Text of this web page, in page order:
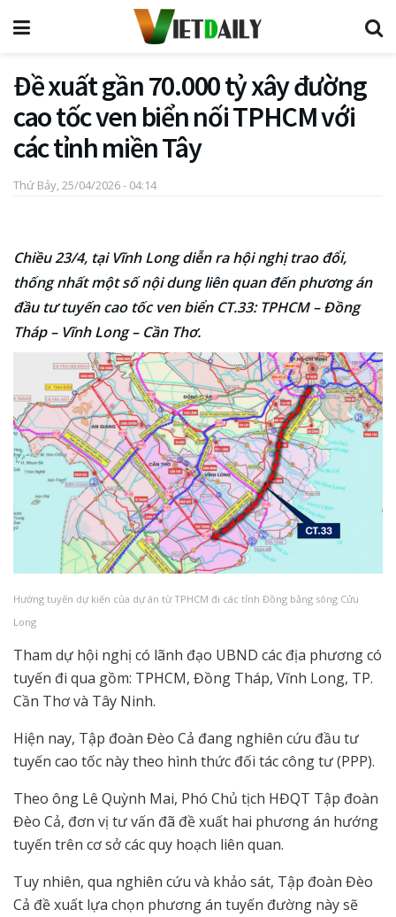
Đề xuất gần 70.000 tỷ xây đường
cao tốc ven biển nối TPHCM với
các tỉnh miền Tây
Thứ Bảy, 25/04/2026 - 04:14
Chiều 23/4, tại Vĩnh Long diễn ra hội nghị trao đổi,
thống nhất một số nội dung liên quan đến phương án
đầu tư tuyến cao tốc ven biển CT.33: TPHCM – Đồng
Tháp – Vĩnh Long – Cần Thơ.
Hướng tuyến dự kiến của dự án từ TPHCM đi các tỉnh Đồng bằng sông Cửu
Long
Tham dự hội nghị có lãnh đạo UBND các địa phương có
tuyến đi qua gồm: TPHCM, Đồng Tháp, Vĩnh Long, TP.
Cần Thơ và Tây Ninh.
Hiện nay, Tập đoàn Đèo Cả đang nghiên cứu đầu tư
tuyến cao tốc này theo hình thức đối tác công tư (PPP).
Theo ông Lê Quỳnh Mai, Phó Chủ tịch HĐQT Tập đoàn
Đèo Cả, đơn vị tư vấn đã đề xuất hai phương án hướng
tuyến trên cơ sở các quy hoạch liên quan.
Tuy nhiên, qua nghiên cứu và khảo sát, Tập đoàn Đèo
Cả đề xuất lựa chọn phương án tuyến đường này sẽ